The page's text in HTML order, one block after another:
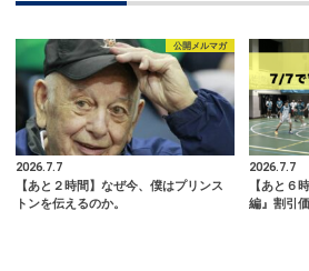
公開メルマガ
2026.7.7
【あと２時間】なぜ今、僕はプリンス
トンを伝えるのか。
2026.7.7
【あと６
編』割引